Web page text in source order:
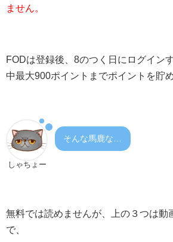
ません。
FODは登録後、8のつく日にログイン
中最大900ポイントまでポイントを貯
しゃちょー
そんな馬鹿な…
無料では読めませんが、上の３つは動
で、